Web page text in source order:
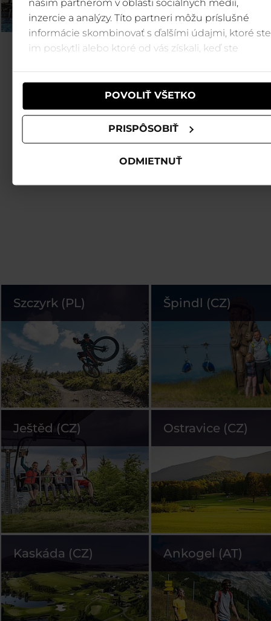
našim partnerom v oblasti sociálnych médií,
inzercie a analýzy. Títo partneri môžu príslušné
informácie skombinovať s ďalšími údajmi, ktoré ste
im poskytli alebo ktoré od vás získali, keď ste
POVOLIŤ VŠETKO
PRISPÔSOBIŤ
ODMIETNUŤ
Szczyrk (PL) Špindl (CZ)
Ještěd (CZ) Ostravice (CZ)
Kaskáda (CZ) Ankogel (AT)